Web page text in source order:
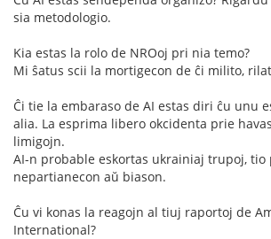
sia metodologio.
Kia estas la rolo de NROoj pri nia temo?
Mi ŝatus scii la mortigecon de ĉi milito,
Ĉi tie la embaraso de AI estas diri ĉu unu
alia. La esprima libero okcidenta prie
limigojn.
AI-n probable eskortas ukrainiaj trupoj, tio
nepartianecon aŭ biason.
Ĉu vi konas la reagojn al tiuj raportoj de
International?